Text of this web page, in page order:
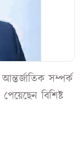
সম্পর্ক
বিশিষ্ট